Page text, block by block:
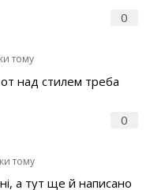
0
тому
0
над стилем треба
тому
а тут ще й написано